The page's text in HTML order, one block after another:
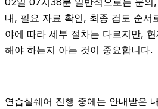
내, 필요 자료 확인, 최종 검토 순서
야에 따라 세부 절차는 다르지만,
해야 하는지 아는 것이 중요합니다.
연습실쉐어 진행 중에는 안내받은